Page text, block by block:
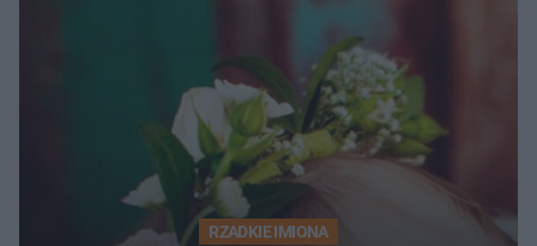
RZADKIE IMIONA